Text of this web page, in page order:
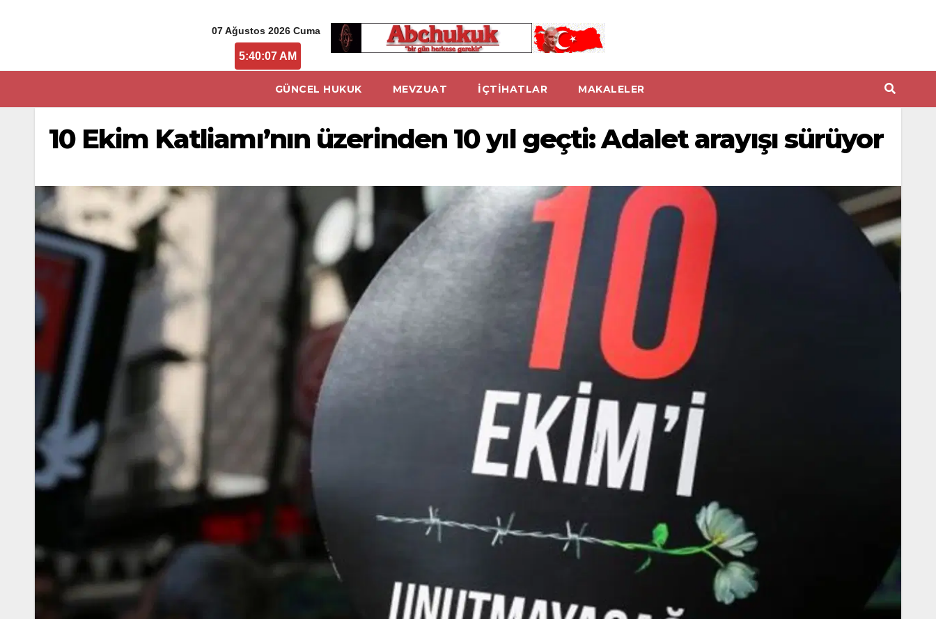
07 Ağustos 2026 Cuma
5:40:08 AM
GÜNCEL HUKUK MEVZUAT İÇTİHATLAR MAKALELER
10 Ekim Katliamı’nın üzerinden 10 yıl geçti: Adalet arayışı sürüyor